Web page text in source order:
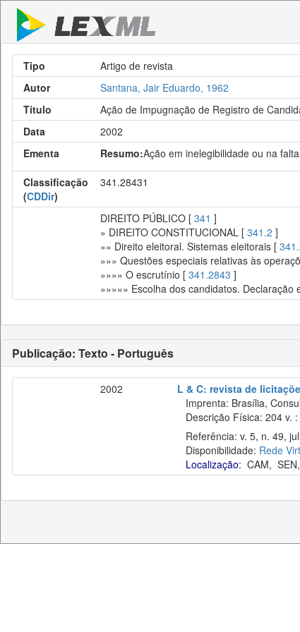
Tipo
Artigo de revista
Autor
Santana, Jair Eduardo, 1962
Título
Ação de Impugnação de Registro de
Data
2002
Ementa
Resumo:Ação em inelegibilidade ou na
Classificação
(CDDir)
341.28431
DIREITO PÚBLICO [ 341 ]
» DIREITO CONSTITUCIONAL [ 341.2 ]
»» Direito eleitoral. Sistemas eleitorais [
»»» Questões especiais relativas às
»»»» O escrutínio [ 341.2843 ]
»»»»» Escolha dos candidatos.
Publicação: Texto - Português
2002
L & C: revista de
Imprenta: Brasília,
Descrição Física: 204 v. :
Referência: v. 5, n. 49,
Disponibilidade: Rede
Localização: CAM, SEN,